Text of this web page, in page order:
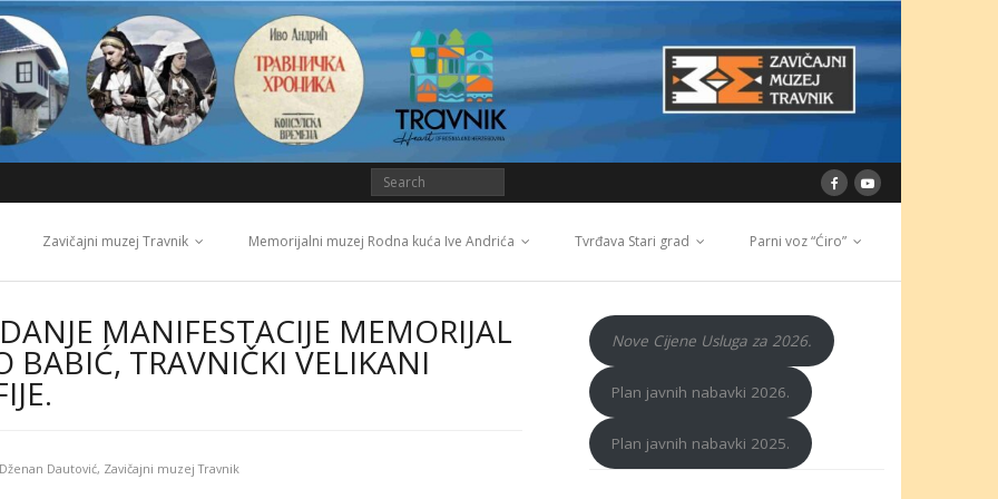
Zavičajni muzej Travnik Memorijalni muzej Rodna kuća Ive Andrića Tvrđava Stari grad Parni voz “Ćiro”
MANIFESTACIJE MEMORIJAL
BABIĆ, TRAVNIČKI VELIKANI
Dženan Dautović, Zavičajni muzej Travnik
Nove Cijene Usluga za 2026.
Plan javnih nabavki 2026.
Plan javnih nabavki 2025.